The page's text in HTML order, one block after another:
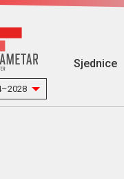
Sjednice